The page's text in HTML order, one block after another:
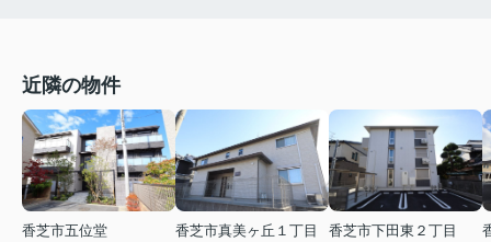
近隣の物件
香芝市五位堂
香芝市真美ヶ丘１丁目
香芝市下田東２丁目